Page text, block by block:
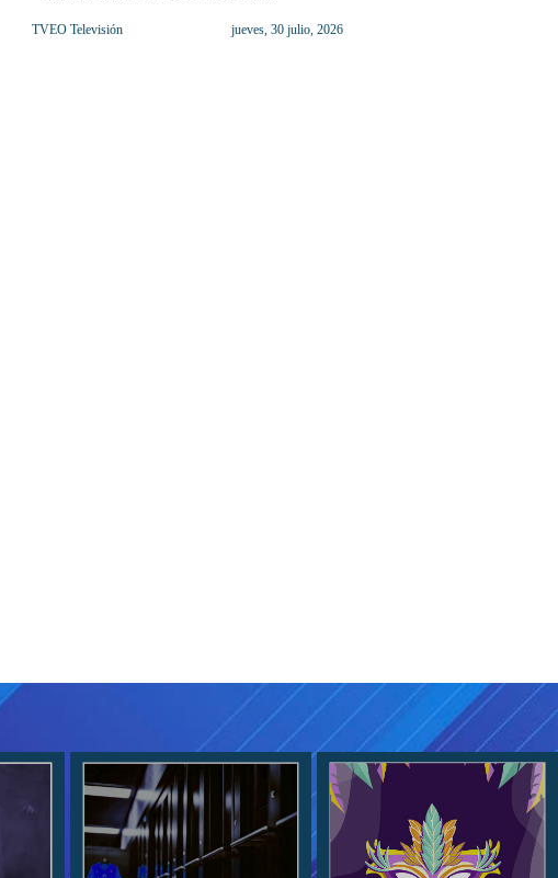
TVEO Televisión jueves, 30 julio, 2026